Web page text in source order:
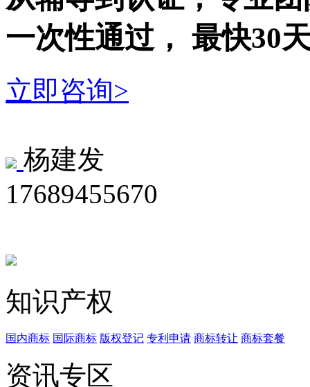
一次性通过， 最快30
立即咨询>
杨建发
17689455670
知识产权
国内商标 国际商标 版权登记 专利申请 商标转让 商标套餐
资讯专区